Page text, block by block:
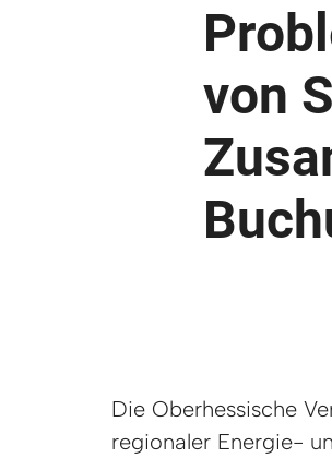
von
Die Oberhessische
regionaler Energie-
der Ausbau von
Bau und Betrieb von